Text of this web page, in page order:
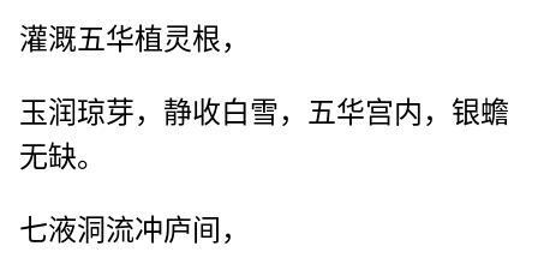
灌溉五华植灵根，
玉润琼芽，静收白雪，五华宫内，银蟾
无缺。
七液洞流冲庐间，